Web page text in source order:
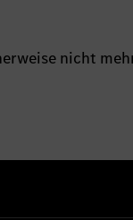
nicht